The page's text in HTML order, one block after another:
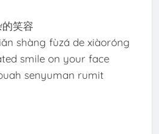
笑容
shàng fùzá de xiàoróng
smile on your face
senyuman rumit